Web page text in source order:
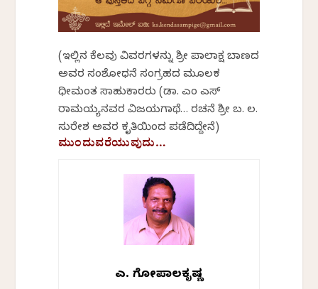
(ಇಲ್ಲಿನ ಕೆಲವು ವಿವರಗಳನ್ನು ಶ್ರೀ ಪಾಲಾಕ್ಷ ಬಾಣದ
ಅವರ ಸಂಶೋಧನೆ ಸಂಗ್ರಹದ ಮೂಲಕ
ಧೀಮಂತ ಸಾಹುಕಾರರು (ಡಾ. ಎಂ ಎಸ್
ರಾಮಯ್ಯನವರ ವಿಜಯಗಾಥೆ… ರಚನೆ ಶ್ರೀ ಬ. ಲ.
ಸುರೇಶ ಅವರ ಕೃತಿಯಿಂದ ಪಡೆದಿದ್ದೇನೆ)
ಮುಂದುವರೆಯುವುದು…
ಎಚ್. ಗೋಪಾಲಕೃಷ್ಣ